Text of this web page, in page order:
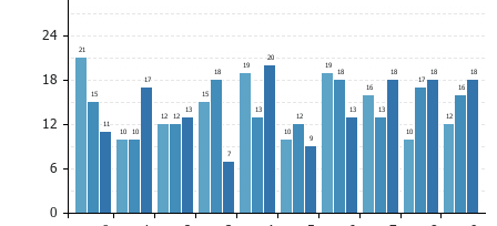
24
18
12
6
0
21
15
11
10
10
17
12 12
13
15
18
7
19
13
20
10
12
9
19
18
13
16
13
18
10
17
18
12
16
18